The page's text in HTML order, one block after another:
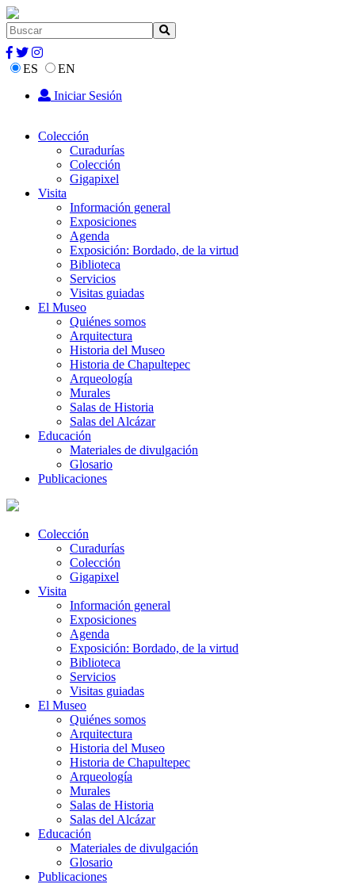
ES
EN
Iniciar Sesión
Colección
Curadurías
Colección
Gigapixel
Visita
Información general
Exposiciones
Agenda
Exposición: Bordado, de la virtud
Biblioteca
Servicios
Visitas guiadas
El Museo
Quiénes somos
Arquitectura
Historia del Museo
Historia de Chapultepec
Arqueología
Murales
Salas de Historia
Salas del Alcázar
Educación
Materiales de divulgación
Glosario
Publicaciones
Colección
Curadurías
Colección
Gigapixel
Visita
Información general
Exposiciones
Agenda
Exposición: Bordado, de la virtud
Biblioteca
Servicios
Visitas guiadas
El Museo
Quiénes somos
Arquitectura
Historia del Museo
Historia de Chapultepec
Arqueología
Murales
Salas de Historia
Salas del Alcázar
Educación
Materiales de divulgación
Glosario
Publicaciones